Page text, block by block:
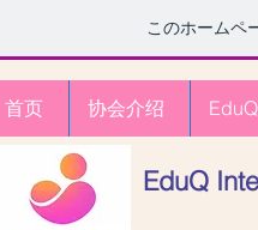
このホームペ
首页 协会介绍
EduQ